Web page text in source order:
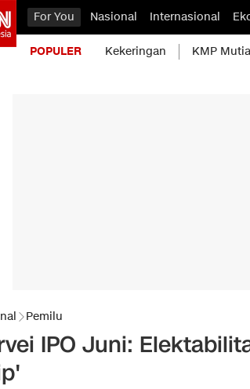
For You Nasional Internasional
POPULER Kekeringan KMP
Pemilu
IPO Juni: